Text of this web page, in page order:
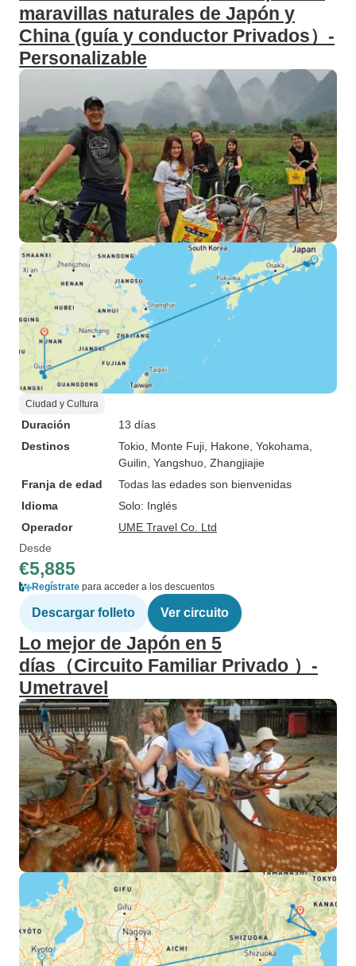
maravillas naturales de Japón y
China (guía y conductor Privados）-
Personalizable
Ciudad y Cultura
Duración
13 días
Destinos
Tokio , Monte Fuji , Hakone , Yokohama
Guilin , Yangshuo , Zhangjiajie
Franja de edad
Todas las edades son bienvenidas
Idioma
Solo: Inglés
Operador
UME Travel Co. Ltd
Desde
€5,885
Regístrate para acceder a los descuentos
Descargar folleto Ver circuito
Lo mejor de Japón en 5
días（Circuito Familiar Privado ）-
Umetravel